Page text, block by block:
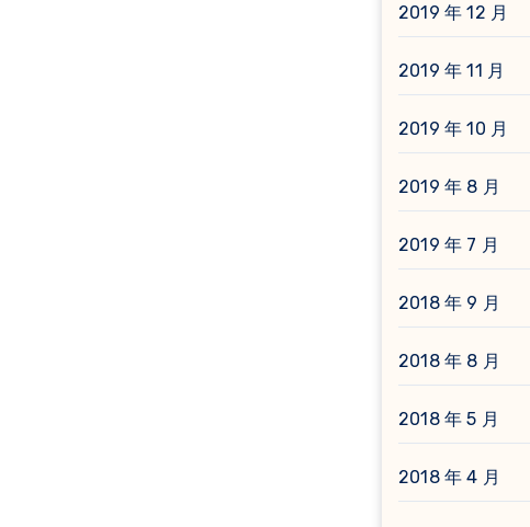
2019 年 12 月
2019 年 11 月
2019 年 10 月
2019 年 8 月
2019 年 7 月
2018 年 9 月
2018 年 8 月
2018 年 5 月
2018 年 4 月